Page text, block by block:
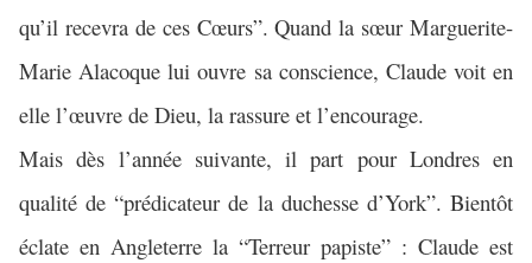
qu’il recevra de ces Cœurs”. Quand la sœur Marguerite-
Marie Alacoque lui ouvre sa conscience, Claude voit en
elle l’œuvre de Dieu, la rassure et l’encourage.
Mais dès l’année suivante, il part pour Londres en
qualité de “prédicateur de la duchesse d’York”. Bientôt
éclate en Angleterre la “Terreur papiste” : Claude est